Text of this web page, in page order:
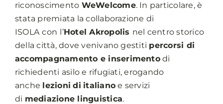
riconoscimento WeWelcome. In particolare, è
stata premiata la collaborazione di
ISOLA con l’Hotel Akropolis nel centro storico
della città, dove venivano gestiti percorsi di
accompagnamento e inserimentodi
richiedenti asilo e rifugiati, erogando
anche lezioni di italiano e servizi
di mediazione linguistica.